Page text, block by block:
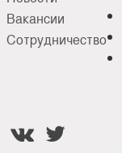
Вакансии
Сотрудничество
 